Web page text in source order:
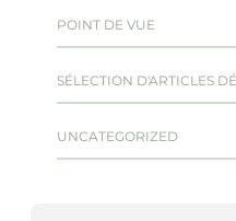
POINT DE VUE
SÉLECTION D'ARTICLES
UNCATEGORIZED